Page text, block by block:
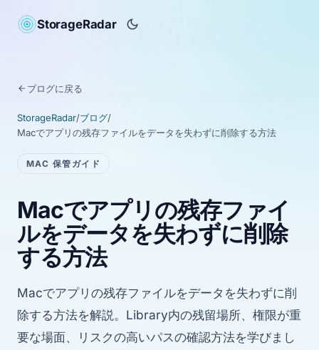
StorageRadar
ブログに戻る
StorageRadar/ブログ/
Macでアプリの残存ファイルをデータを失わずに削除する方法
MAC 保管ガイド
Macでアプリの残存ファイ
ルをデータを失わずに削除
する方法
Macでアプリの残存ファイルをデータを失わずに削
除する方法を解説。Library内の残留場所、権限が重
要な場面、リスクの高いパスの確認方法を学びまし